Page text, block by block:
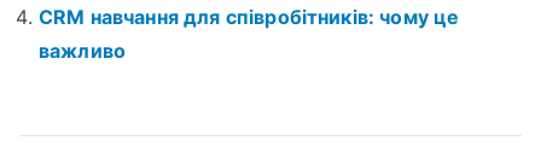
CRM навчання для співробітників: чому це
важливо